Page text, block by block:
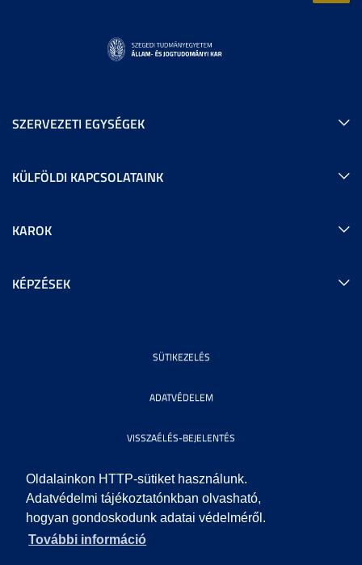
Oldalainkon HTTP-sütiket használunk.
Adatvédelmi tájékoztatónkban olvasható,
hogyan gondoskodunk adatai védelméről.
További információ
SZERVEZETI EGYSÉGEK
KÜLFÖLDI KAPCSOLATAINK
KAROK
KÉPZÉSEK
SÜTIKEZELÉS
ADATVÉDELEM
VISSZAÉLÉS-BEJELENTÉS
KÖZÉRDEKŰ ADATOK
IMPRESSZUM